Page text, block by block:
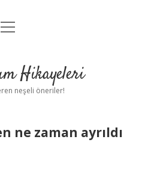
Uyarı
menüyü
Hikayeleri
neşeli öneriler!
ne zaman ayrıldı